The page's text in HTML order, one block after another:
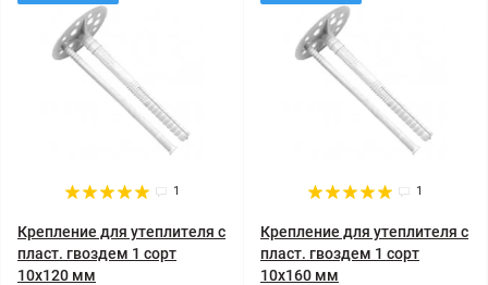
1
Крепление для утеплителя с
пласт. гвоздем 1 сорт
10x120 мм
1
Крепление для утеплителя с
пласт. гвоздем 1 сорт
10x160 мм